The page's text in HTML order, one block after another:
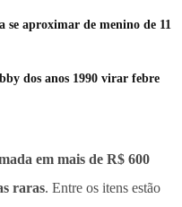
aproximar de menino de 11
dos anos 1990 virar febre
em mais de R$ 600
raras. Entre os itens estão